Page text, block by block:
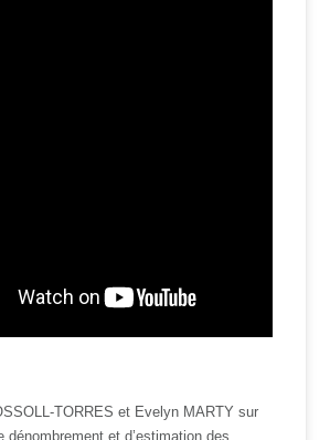
TORRES et Evelyn MARTY sur
dénombrement et d’estimation des